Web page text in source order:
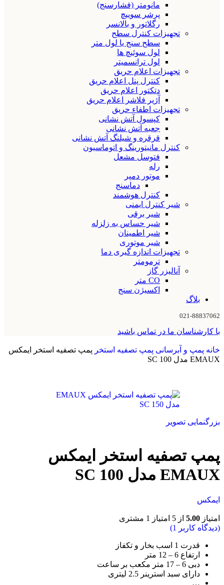
مانومتر (فشارسنج)
پرشر سوییچ
رگلاتور و بالانسر
تجهیزات کنترل سطح
سطح سنج یا لول متر
لول سوئیچ ها
لول ترانسمیتر
تجهیزات اعلام حریق
کنترل پنل اعلام حریق
دتکتور اعلام حریق
آژیر فلاشر اعلام حریق
تجهیزات اطفاء حریق
کپسول آتش نشانی
جعبه آتش نشانی
قرقره و شیلنگ آتش نشانی
کنترل مانیتورینگ و اتوماسیون
فتوسل مشعل
رله
موتور دمپر
دماسنج
کنترل هوشمند
شیر کنترل ایمنی
شیر برقی
شیر حساس به زلزله
شیر اطمینان
شیر موتوری
تجهیزات اندازه گیری دما
ترمومتر
آنالیزر گاز
CO متر
اکسیژن سنج
بلاگ
021-88837062
با کارشناسان ما در تماس باشید
خانه پمپ و آبرسانی پمپ تصفیه استخر پمپ تصفیه استخر ایمکس
EMAUX مدل SC 100
بزرگنمایی تصویر
پمپ تصفیه استخر ایمکس
EMAUX مدل SC 100
ایمکس
امتیاز 5.00 از 5 امتیاز 1 مشتری
(دیدگاه کاربر
1
)
قدرت 1 اسب بخار و تکفاز
ارتفاع 6 – 12 متر
دبی 6 – 17 متر مکعب بر ساعت
دارای سبد استرینر 2.5 لیتری
…